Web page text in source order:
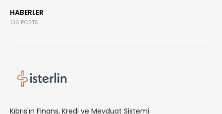
HABERLER
136 POSTS
Kıbrıs'ın Finans, Kredi ve Mevduat Sistemi